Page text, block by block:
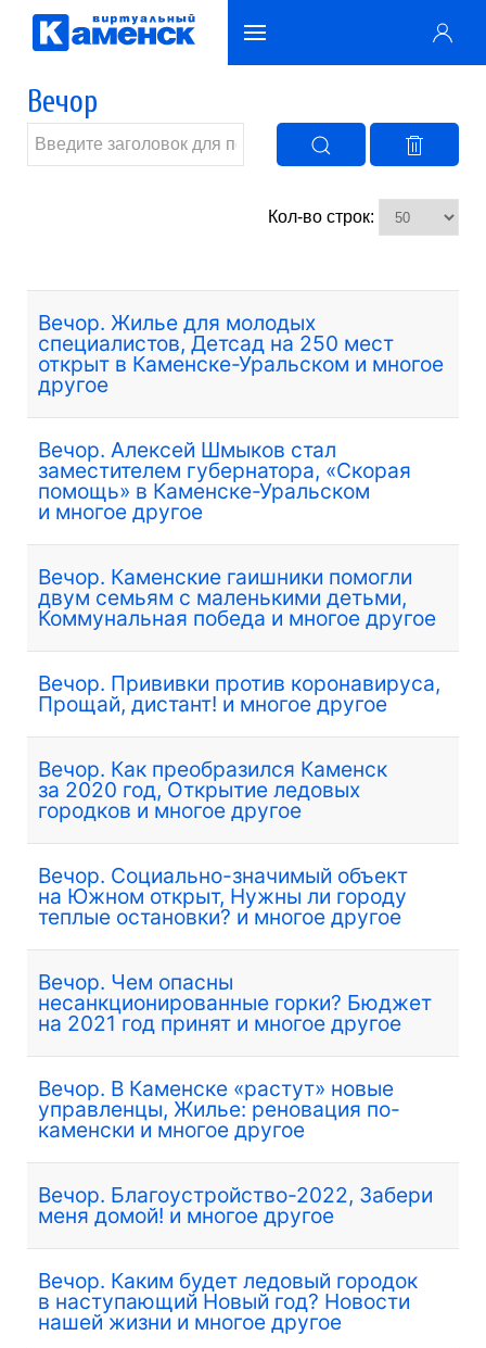
Вечор
Кол-во строк:
Вечор. Жилье для молодых
специалистов, Детсад на 250 мест
открыт в Каменске-Уральском и многое
другое
Вечор. Алексей Шмыков стал
заместителем губернатора, «Скорая
помощь» в Каменске-Уральском
и многое другое
Вечор. Каменские гаишники помогли
двум семьям с маленькими детьми,
Коммунальная победа и многое другое
Вечор. Прививки против коронавируса,
Прощай, дистант! и многое другое
Вечор. Как преобразился Каменск
за 2020 год, Открытие ледовых
городков и многое другое
Вечор. Социально-значимый объект
на Южном открыт, Нужны ли городу
теплые остановки? и многое другое
Вечор. Чем опасны
несанкционированные горки? Бюджет
на 2021 год принят и многое другое
Вечор. В Каменске «растут» новые
управленцы, Жилье: реновация по-
каменски и многое другое
Вечор. Благоустройство-2022, Забери
меня домой! и многое другое
Вечор. Каким будет ледовый городок
в наступающий Новый год? Новости
нашей жизни и многое другое